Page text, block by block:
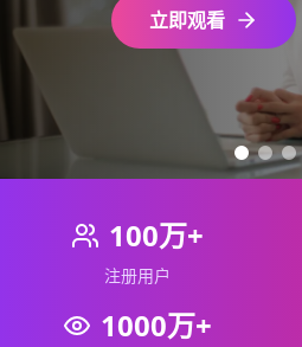
立即观看
100万+
注册用户
1000万+